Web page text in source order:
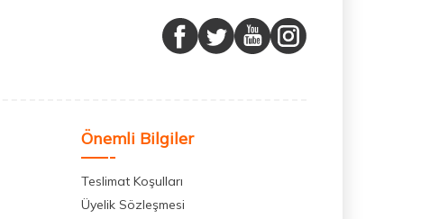
Önemli Bilgiler
Teslimat Koşulları
Üyelik Sözleşmesi